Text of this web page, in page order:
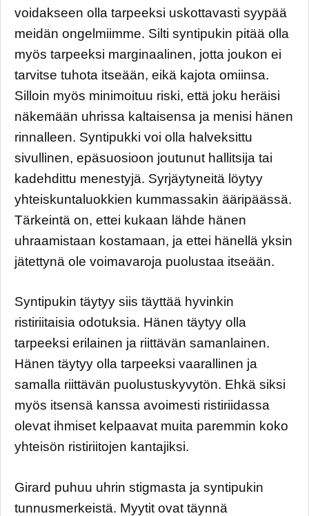
voidakseen olla tarpeeksi uskottavasti syypää
meidän ongelmiimme. Silti syntipukin pitää olla
myös tarpeeksi marginaalinen, jotta joukon ei
tarvitse tuhota itseään, eikä kajota omiinsa.
Silloin myös minimoituu riski, että joku heräisi
näkemään uhrissa kaltaisensa ja menisi hänen
rinnalleen. Syntipukki voi olla halveksittu
sivullinen, epäsuosioon joutunut hallitsija tai
kadehdittu menestyjä. Syrjäytyneitä löytyy
yhteiskuntaluokkien kummassakin ääripäässä.
Tärkeintä on, ettei kukaan lähde hänen
uhraamistaan kostamaan, ja ettei hänellä yksin
jätettynä ole voimavaroja puolustaa itseään.
Syntipukin täytyy siis täyttää hyvinkin
ristiriitaisia odotuksia. Hänen täytyy olla
tarpeeksi erilainen ja riittävän samanlainen.
Hänen täytyy olla tarpeeksi vaarallinen ja
samalla riittävän puolustuskyvytön. Ehkä siksi
myös itsensä kanssa avoimesti ristiriidassa
olevat ihmiset kelpaavat muita paremmin koko
yhteisön ristiriitojen kantajiksi.
Girard puhuu uhrin stigmasta ja syntipukin
tunnusmerkeistä. Myytit ovat täynnä